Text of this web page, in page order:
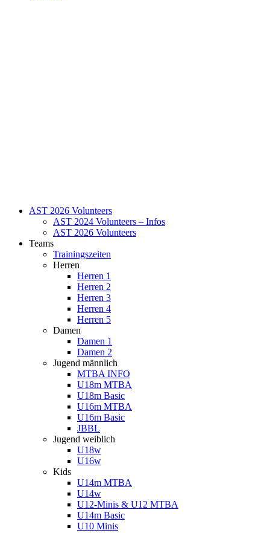
AST 2026 Volunteers
AST 2024 Volunteers – Infos
AST 2026 Volunteers
Teams
Trainingszeiten
Herren
Herren 1
Herren 2
Herren 3
Herren 4
Herren 5
Damen
Damen 1
Damen 2
Jugend männlich
MTBA INFO
U18m MTBA
U18m Basic
U16m MTBA
U16m Basic
JBBL
Jugend weiblich
U18w
U16w
Kids
U14m MTBA
U14w
U12-Minis & U12 MTBA
U14m Basic
U10 Minis